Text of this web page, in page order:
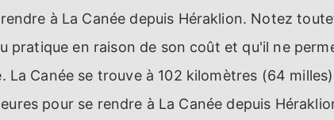
à La Canée depuis Héraklion. Notez
pratique en raison de son coût et qu'il ne
La Canée se trouve à 102 kilomètres (64
pour se rendre à La Canée depuis